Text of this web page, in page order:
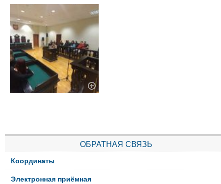
ОБРАТНАЯ СВЯЗЬ
Координаты
Электронная приёмная